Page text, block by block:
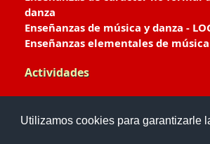
Utilizamos cookies para garantizarle
danza
Enseñanzas de música y danza -
Enseñanzas elementales de
Actividades